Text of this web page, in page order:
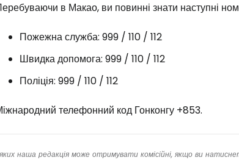
в Макао, ви повинні знати наступні
Пожежна служба: 999 / 110 / 112
Швидка допомога: 999 / 110 / 112
Поліція: 999 / 110 / 112
телефонний код Гонконгу +853.
наша редакція може отримувати комісійні, якщо ви